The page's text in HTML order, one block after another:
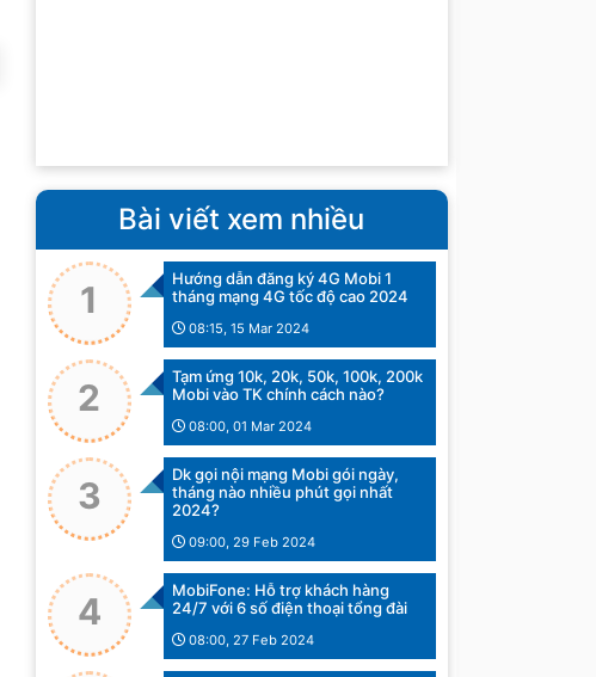
Bài viết xem nhiều
1
Hướng dẫn đăng ký 4G Mobi 1
tháng mạng 4G tốc độ cao 2024
08:15, 15 Mar 2024
2
Tạm ứng 10k, 20k, 50k, 100k, 200k
Mobi vào TK chính cách nào?
08:00, 01 Mar 2024
3
Dk gọi nội mạng Mobi gói ngày,
tháng nào nhiều phút gọi nhất
2024?
09:00, 29 Feb 2024
4
MobiFone: Hỗ trợ khách hàng
24/7 với 6 số điện thoại tổng đài
08:00, 27 Feb 2024